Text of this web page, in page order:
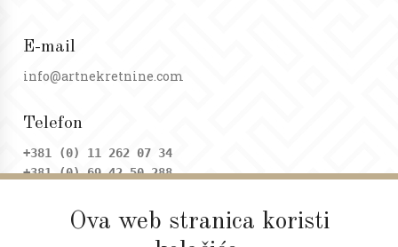
Ova web stranica koristi
E-mail
info@artnekretnine.com
Telefon
+381 (0) 11 262 07 34
+381 (0) 69 42 50 288
Adresa